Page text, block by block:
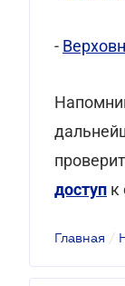
-
доступ к
Главная /